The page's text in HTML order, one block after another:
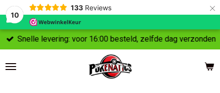
10
133 Reviews ×
Snelle levering: voor 16:00 besteld, zelfde dag verzonden